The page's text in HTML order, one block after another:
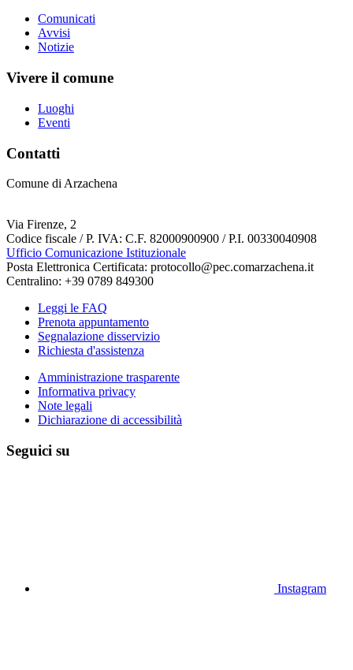
Comunicati
Avvisi
Notizie
Vivere il comune
Luoghi
Eventi
Contatti
Comune di Arzachena
Via Firenze, 2
Codice fiscale / P. IVA: C.F. 82000900900 / P.I. 00330040908
Ufficio Comunicazione Istituzionale
Posta Elettronica Certificata: protocollo@pec.comarzachena.it
Centralino: +39 0789 849300
Leggi le FAQ
Prenota appuntamento
Segnalazione disservizio
Richiesta d'assistenza
Amministrazione trasparente
Informativa privacy
Note legali
Dichiarazione di accessibilità
Seguici su
Instagram